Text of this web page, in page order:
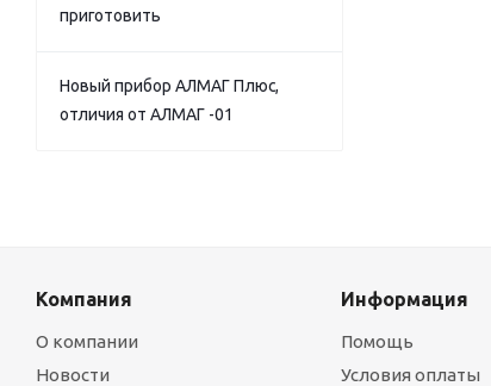
приготовить
Новый прибор АЛМАГ Плюс,
отличия от АЛМАГ -01
Компания
О компании
Новости
Информация
Помощь
Условия оплаты